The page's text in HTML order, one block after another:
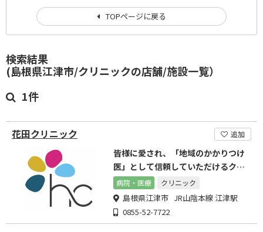
検索結果
(島根県江津市/クリニックの店舗/施設一覧）
1件
花田クリニック 追加
皆様に愛され、「地域のかかりつけ
医」として信頼していただけるクリ
ニックを目指して参ります。
病院・医療 クリニック
島根県江津市 JR山陰本線 江津駅
0855-52-7722
TOPページに戻る